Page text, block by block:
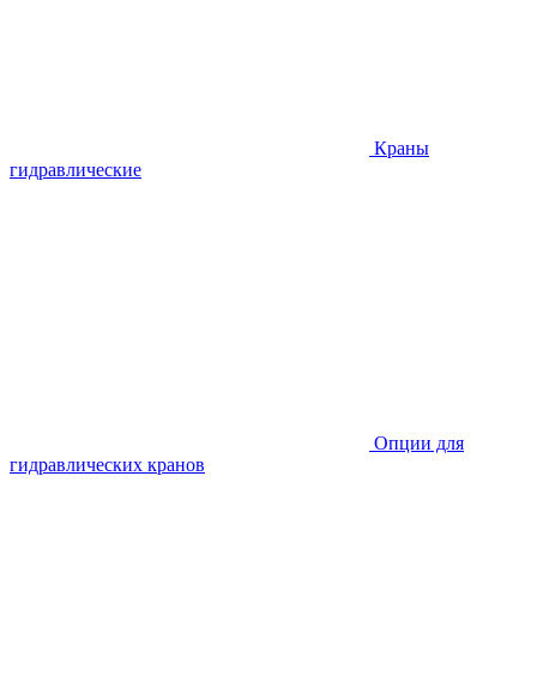
Краны
гидравлические
Опции для
гидравлических кранов